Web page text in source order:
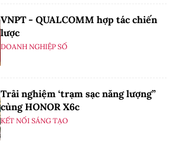
VNPT - QUALCOMM hợp tác chiến
lược
DOANH NGHIỆP SỐ
Trải nghiệm ‘trạm sạc năng lượng”
cùng HONOR X6c
KẾT NỐI SÁNG TẠO